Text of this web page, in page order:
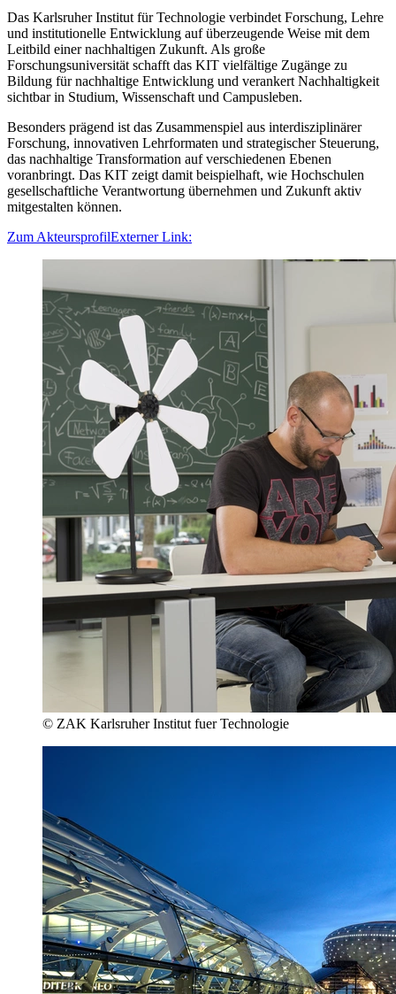
Das Karlsruher Institut für Technologie verbindet Forschung, Lehre
und institutionelle Entwicklung auf überzeugende Weise mit dem
Leitbild einer nachhaltigen Zukunft. Als große
Forschungsuniversität schafft das KIT vielfältige Zugänge zu
Bildung für nachhaltige Entwicklung und verankert Nachhaltigkeit
sichtbar in Studium, Wissenschaft und Campusleben.
Besonders prägend ist das Zusammenspiel aus interdisziplinärer
Forschung, innovativen Lehrformaten und strategischer Steuerung,
das nachhaltige Transformation auf verschiedenen Ebenen
voranbringt. Das KIT zeigt damit beispielhaft, wie Hochschulen
gesellschaftliche Verantwortung übernehmen und Zukunft aktiv
mitgestalten können.
Zum AkteursprofilExterner Link:
© ZAK Karlsruher Institut fuer Technologie